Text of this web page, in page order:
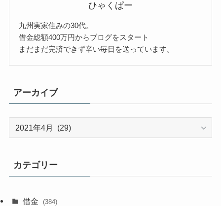
ひゃくぱー
九州実家住みの30代。
借金総額400万円からブログをスタート
まだまだ完済できず辛い毎日を送っています。
アーカイブ
ブ
カテゴリー
借金 (384)